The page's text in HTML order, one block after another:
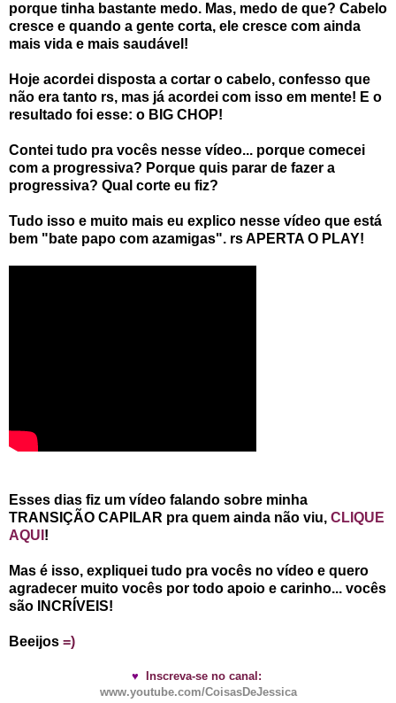
porque tinha bastante medo. Mas, medo de que? Cabelo
cresce e quando a gente corta, ele cresce com ainda
mais vida e mais saudável!
Hoje acordei disposta a cortar o cabelo, confesso que
não era tanto rs, mas já acordei com isso em mente! E o
resultado foi esse: o BIG CHOP!
Contei tudo pra vocês nesse vídeo... porque comecei
com a progressiva? Porque quis parar de fazer a
progressiva? Qual corte eu fiz?
Tudo isso e muito mais eu explico nesse vídeo que está
bem "bate papo com azamigas". rs APERTA O PLAY!
Esses dias fiz um vídeo falando sobre minha
TRANSIÇÃO CAPILAR pra quem ainda não viu, CLIQUE
AQUI !
Mas é isso, expliquei tudo pra vocês no vídeo e quero
agradecer muito vocês por todo apoio e carinho... vocês
são INCRÍVEIS!
Beeijos =)
♥
Inscreva-se no canal:
www.youtube.com/CoisasDeJessica